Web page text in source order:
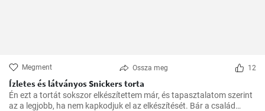
Megment Ossza meg 12
Ízletes és látványos Snickers torta
Én ezt a tortát sokszor elkészítettem már, és tapasztalatom szerint
az a legjobb, ha nem kapkodjuk el az elkészítését. Bár a család